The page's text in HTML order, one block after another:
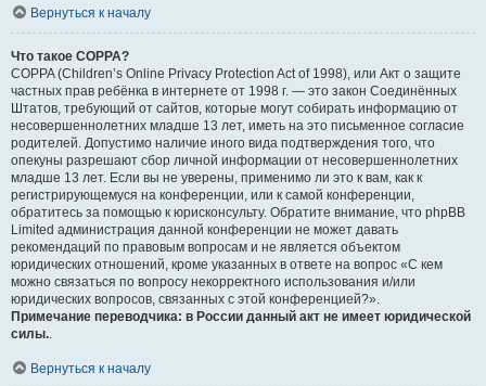
Вернуться к началу
Что такое COPPA?
COPPA (Children’s Online Privacy Protection Act of 1998), или Акт о защите
частных прав ребёнка в интернете от 1998 г. — это закон Соединённых
Штатов, требующий от сайтов, которые могут собирать информацию от
несовершеннолетних младше 13 лет, иметь на это письменное согласие
родителей. Допустимо наличие иного вида подтверждения того, что
опекуны разрешают сбор личной информации от несовершеннолетних
младше 13 лет. Если вы не уверены, применимо ли это к вам, как к
регистрирующемуся на конференции, или к самой конференции,
обратитесь за помощью к юрисконсульту. Обратите внимание, что phpBB
Limited администрация данной конференции не может давать
рекомендаций по правовым вопросам и не является объектом
юридических отношений, кроме указанных в ответе на вопрос «С кем
можно связаться по вопросу некорректного использования и/или
юридических вопросов, связанных с этой конференцией?».
Примечание переводчика: в России данный акт не имеет юридической
силы..
Вернуться к началу